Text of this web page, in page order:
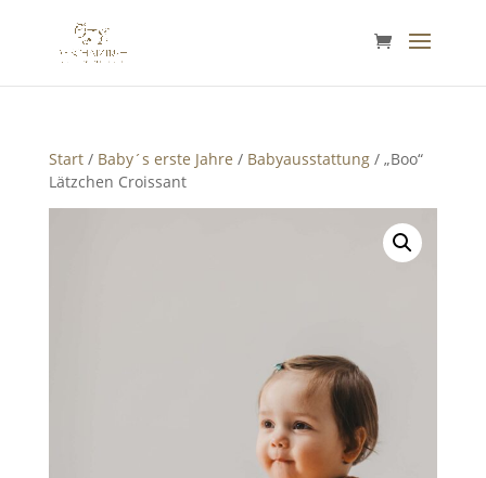
Start/ Baby´s erste Jahre / Babyausstattung/ „Boo“
Lätzchen Croissant